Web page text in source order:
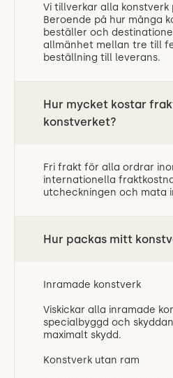
Vi tillverkar alla konstverk
Beroende på hur många
beställer och
allmänhet mellan tre till
beställning till leverans.
Hur mycket kostar
konstverket?
Fri frakt för alla ordrar
internationella
utcheckningen och mata
Hur packas mitt
Inramade konstverk
Viskickar alla inramade
specialbyggd och
maximalt skydd.
Konstverk utan ram